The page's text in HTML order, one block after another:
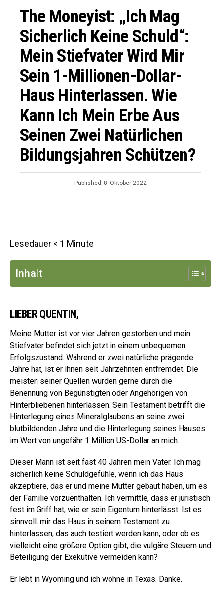
The Moneyist: „Ich Mag
Sicherlich Keine Schuld“:
Mein Stiefvater Wird Mir
Sein 1-Millionen-Dollar-
Haus Hinterlassen. Wie
Kann Ich Mein Erbe Aus
Seinen Zwei Natürlichen
Bildungsjahren Schützen?
Published 8. Oktober 2022
Lesedauer < 1 Minute
Inhalt
LIEBER QUENTIN,
Meine Mutter ist vor vier Jahren gestorben und mein
Stiefvater befindet sich jetzt in einem unbequemen
Erfolgszustand. Während er zwei natürliche prägende
Jahre hat, ist er ihnen seit Jahrzehnten entfremdet. Die
meisten seiner Quellen wurden gerne durch die
Benennung von Begünstigten oder Angehörigen von
Hinterbliebenen hinterlassen. Sein Testament betrifft die
Hinterlegung eines Mineralglaubens an seine zwei
blutbildenden Jahre und die Hinterlegung seines Hauses
im Wert von ungefähr 1 Million US-Dollar an mich.
Dieser Mann ist seit fast 40 Jahren mein Vater. Ich mag
sicherlich keine Schuldgefühle, wenn ich das Haus
akzeptiere, das er und meine Mutter gebaut haben, um es
der Familie vorzuenthalten. Ich vermittle, dass er juristisch
fest im Griff hat, wie er sein Eigentum hinterlässt. Ist es
sinnvoll, mir das Haus in seinem Testament zu
hinterlassen, das auch testiert werden kann, oder ob es
vielleicht eine größere Option gibt, die vulgäre Steuern und
Beteiligung der Exekutive vermeiden kann?
Er lebt in Wyoming und ich wohne in Texas. Danke.